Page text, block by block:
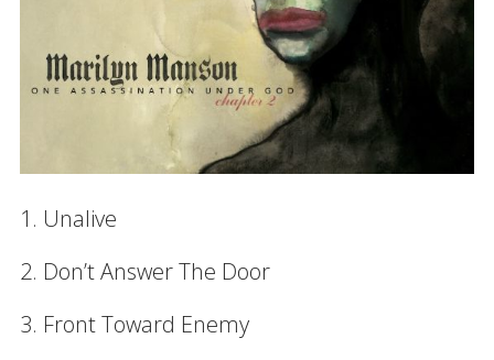
1. Unalive
2. Don’t Answer The Door
3. Front Toward Enemy